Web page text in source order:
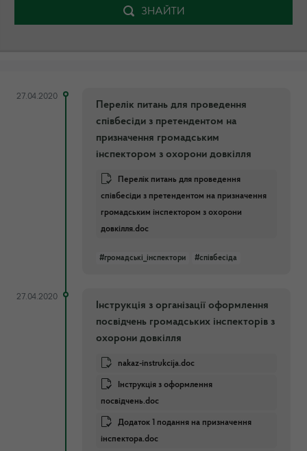
ЗНАЙТИ
27.04.2020
Перелік питань для проведення
співбесіди з претендентом на
призначення громадським
інспектором з охорони довкілля
Перелік питань для проведення
співбесіди з претендентом на призначення
громадським інспектором з охорони
довкілля.doc
#громадські_інспектори #співбесіда
27.04.2020
Інструкція з організації оформлення
посвідчень громадських інспекторів з
охорони довкілля
nakaz-instrukcija.doc
Інструкція з оформлення
посвідчень.doc
Додаток 1 подання на призначення
інспектора.doc